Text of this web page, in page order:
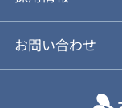
スタッフ紹介
個人情報保護方針
新卒採用について
キャリア採用につ
お問い合わせ